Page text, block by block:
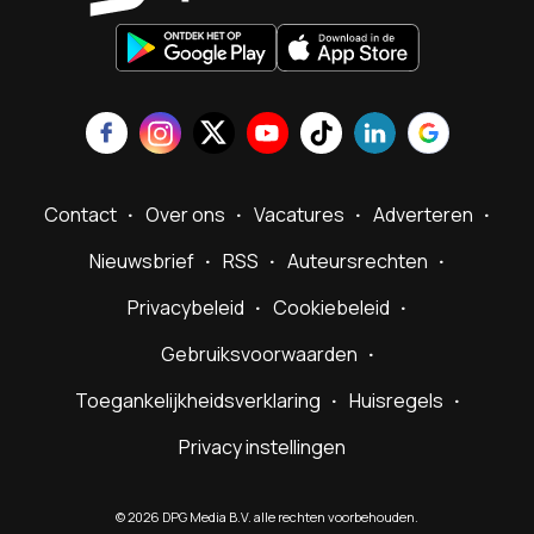
Contact Over ons Vacatures
Adverteren
Nieuwsbrief
RSS
Auteursrechten
Privacybeleid
Cookiebeleid
Gebruiksvoorwaarden
Toegankelijkheidsverklaring
Huisregels
Privacy instellingen
©2026 DPG Media B.V. alle rechten voorbehouden.